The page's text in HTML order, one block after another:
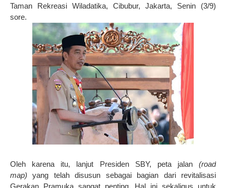
Taman Rekreasi Wiladatika, Cibubur, Jakarta, Senin (3/9)
sore.
Oleh karena itu, lanjut Presiden SBY, peta jalan (road
map) yang telah disusun sebagai bagian dari revitalisasi